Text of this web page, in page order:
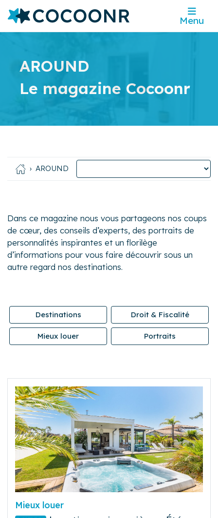
Menu
AROUND
Le magazine Cocoonr
AROUND
Dans ce magazine nous vous partageons nos coups
de cœur, des conseils d’experts, des portraits de
personnalités inspirantes et un florilège
d’informations pour vous faire découvrir sous un
autre regard nos destinations.
Destinations Droit & Fiscalité
Mieux louer Portraits
Mieux louer